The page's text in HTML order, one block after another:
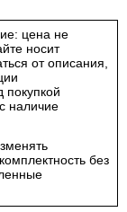
цена не
носит
от описания,
покупкой
наличие
без